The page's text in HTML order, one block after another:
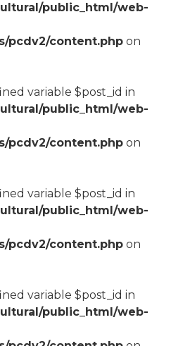
public_html/web-
pcdv2/content.phpon
variable $post_id in
public_html/web-
pcdv2/content.phpon
variable $post_id in
public_html/web-
pcdv2/content.phpon
variable $post_id in
public_html/web-